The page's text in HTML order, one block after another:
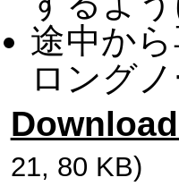
途中か
ロング
21, 80 KB)